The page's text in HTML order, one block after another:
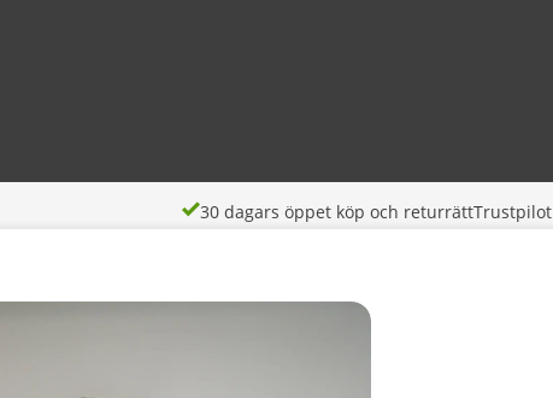
30 dagars öppet köp och returrättTrustpilot